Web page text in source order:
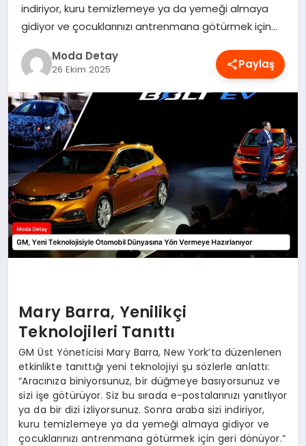
TEKNOLOJI
YAŞAM
indiriyor, kuru temizlemeye ya da yemeği almaya
gidiyor ve çocuklarınızı antrenmana götürmek için…
Moda Detay
26 Ekim 2025 Paylaş
Mary Barra, Yenilikçi
Teknolojileri Tanıttı
GM Üst Yöneticisi Mary Barra, New York’ta düzenlenen
etkinlikte tanıttığı yeni teknolojiyi şu sözlerle anlattı:
“Aracınıza biniyorsunuz, bir düğmeye basıyorsunuz ve
sizi işe götürüyor. Siz bu sırada e-postalarınızı yanıtlıyor
ya da bir dizi izliyorsunuz. Sonra araba sizi indiriyor,
kuru temizlemeye ya da yemeği almaya gidiyor ve
çocuklarınızı antrenmana götürmek için geri dönüyor.”